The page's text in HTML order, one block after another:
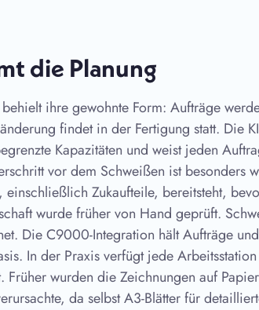
die Planung
ihre gewohnte Form: Aufträge
findet in der Fertigung statt. Die
Kapazitäten und weist jeden
vor dem Schweißen ist besonders
einschließlich Zukaufteile, bereitsteht,
wurde früher von Hand geprüft.
Die C9000-Integration hält Aufträge
In der Praxis verfügt jede
wurden die Zeichnungen auf
da selbst A3-Blätter für